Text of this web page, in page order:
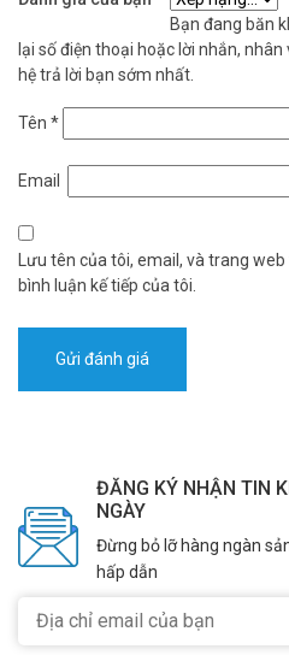
Bạn đang băn
lại số điện thoại hoặc lời nhắn,
hệ trả lời bạn sớm nhất.
Tên *
Email
Lưu tên của tôi, email, và trang
bình luận kế tiếp của tôi.
ĐĂNG KÝ NHẬN TIN
NGÀY
Đừng bỏ lỡ hàng ngàn
hấp dẫn